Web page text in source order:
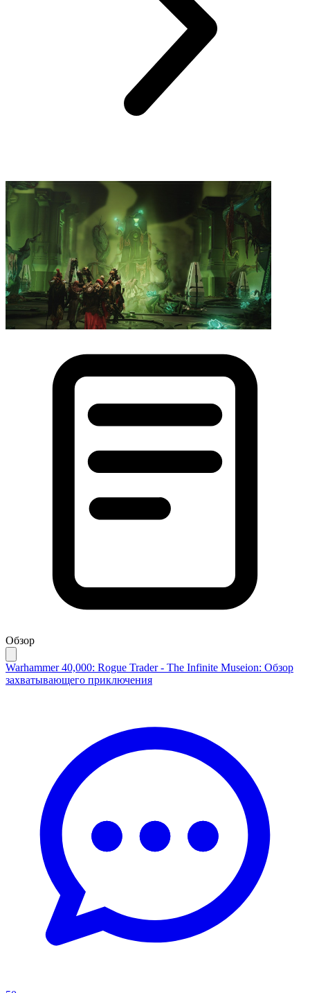
Обзор
Warhammer 40,000: Rogue Trader - The Infinite Museion: Обзор
захватывающего приключения